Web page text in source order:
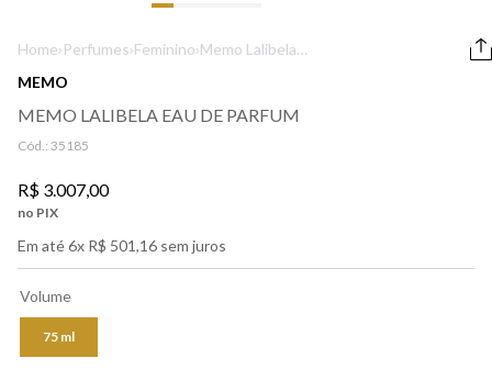
Home›Perfumes›Feminino›Memo Lalibela
MEMO
MEMO LALIBELA EAU DE PARFUM
Cód.: 35185
R$ 3.007,00
no PIX
Em até6x R$ 501,16 sem juros
Volume
75 ml